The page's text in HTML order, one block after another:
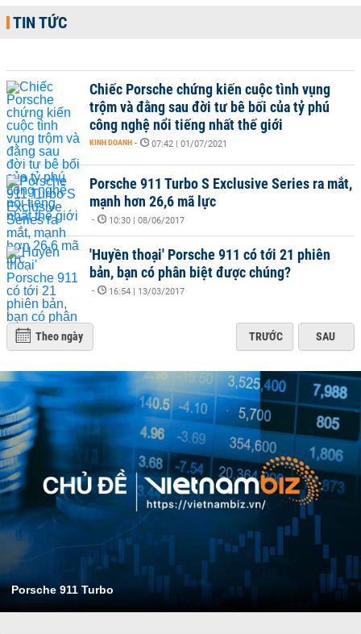
TIN TỨC
Chiếc Porsche chứng kiến cuộc tình vụng
trộm và đằng sau đời tư bê bối của tỷ phú
công nghệ nổi tiếng nhất thế giới
KINH DOANH - 07:42 | 01/07/2021
Porsche 911 Turbo S Exclusive Series ra mắt,
mạnh hơn 26,6 mã lực
- 10:30 | 08/06/2017
'Huyền thoại' Porsche 911 có tới 21 phiên
bản, bạn có phân biệt được chúng?
- 16:54 | 13/03/2017
Theo ngày TRƯỚC SAU
Porsche 911 Turbo